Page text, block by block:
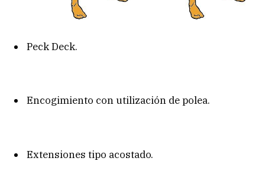
Peck Deck.
Encogimiento con utilización de polea.
Extensiones tipo acostado.